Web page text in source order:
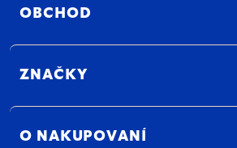
OBCHOD
ZNAČKY
O NAKUPOVANÍ